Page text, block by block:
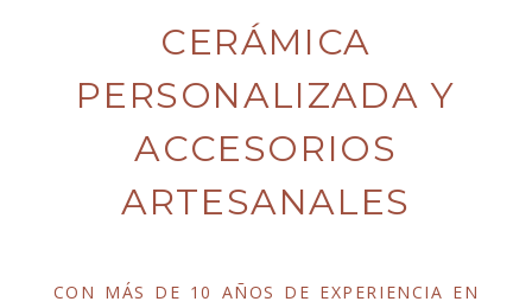
CERÁMICA
PERSONALIZADA Y
ACCESORIOS
ARTESANALES
CON MÁS DE 10 AÑOS DE EXPERIENCIA EN